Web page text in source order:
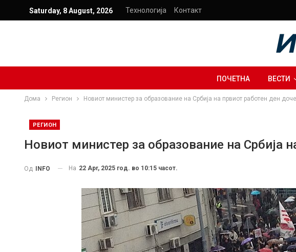
Saturday, 8 August, 2026 Технологија Контакт
ПОЧЕТНА ВЕСТИ
Дома Регион Новиот министер за образование на Србија на првиот работен ден
РЕГИОН
Новиот министер за образование на Србија
Од INFO На 22 Apr, 2025 год. во 10:15 часот.